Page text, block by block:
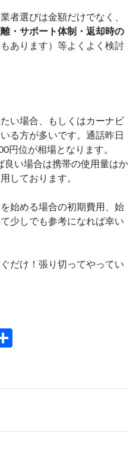
者選びは金額だけでなく、
・サポート体制・返却時の
あります）等よくよく検討
い場合、もしくはカーナビ
る方が多いです。通話昨日
円位が相場となります。
い場合は携帯の使用量はか
しております。
始める場合の初期費用、始
少しでも参考になれば幸い
だけ！張り切ってやってい